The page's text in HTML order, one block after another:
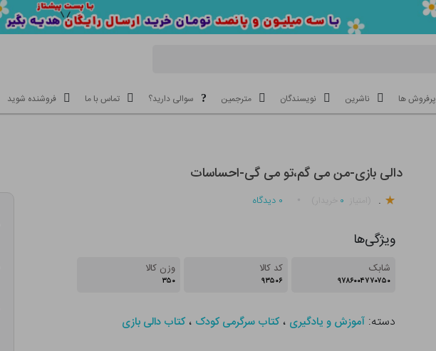
پرفروش ها ناشرین نویسندگان مترجمین سوالی دارید؟ تماس با ما فروشنده شوید
دالی بازی-من می گم،تو می گی-احساسات
. ۰ ۰ دیدگاه
ویژگی‌ها
شابک
۹۷۸۶۰۰۴۷۷۰۷۵۰
کد کالا
۹۳۵۰۶
وزن کالا
۳۵۰
دسته: آموزش و یادگیری ،کتاب سرگرمی کودک ،کتاب دالی بازی